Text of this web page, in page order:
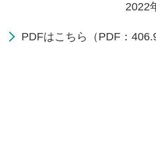
2022
PDFはこちら（PDF：